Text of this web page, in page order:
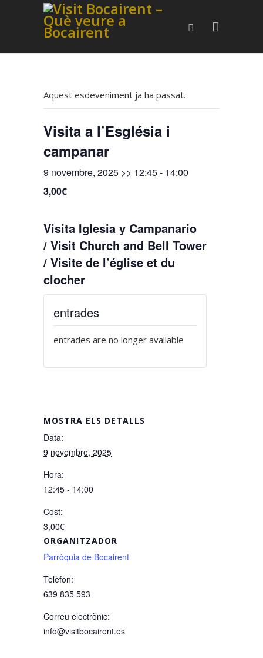
Aquest esdeveniment ja ha passat.
Visita a l’Església i
campanar
9 novembre, 2025 >> 12:45- 14:00
3,00€
Visita Iglesia y Campanario
/ Visit Church and Bell Tower
/ Visite de l’église et du
clocher
MOSTRA ELS DETALLS
Data:
9 novembre, 2025
Hora:
12:45 - 14:00
Cost:
3,00€
ORGANITZADOR
Parròquia de Bocairent
Telèfon:
639 835 593
Correu electrònic:
info@visitbocairent.es
entrades
entrades are no longer available